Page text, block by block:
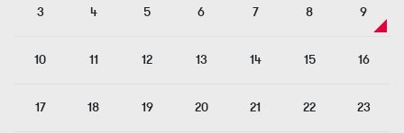
3 4 5 6 7 8 9
10 11 12 13 14 15 16
17 18 19 20 21 22 23